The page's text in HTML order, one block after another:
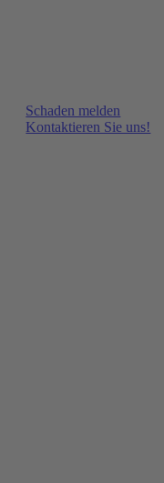
Schaden melden
Kontaktieren Sie uns!